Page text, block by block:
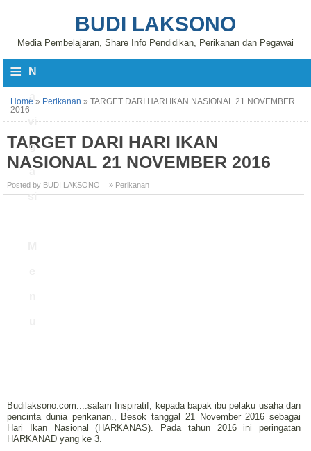
BUDI LAKSONO
Media Pembelajaran, Share Info Pendidikan, Perikanan dan Pegawai
≡ N
vi
g
a
si
Home » Perikanan » TARGET DARI HARI IKAN NASIONAL 21 NOVEMBER
2016
TARGET DARI HARI IKAN
NASIONAL 21 NOVEMBER 2016
Posted by BUDI LAKSONO » Perikanan
Budilaksono.com....salam Inspiratif, kepada bapak ibu pelaku usaha dan
pencinta dunia perikanan., Besok tanggal 21 November 2016 sebagai
Hari Ikan Nasional (HARKANAS). Pada tahun 2016 ini peringatan
HARKANAD yang ke 3.